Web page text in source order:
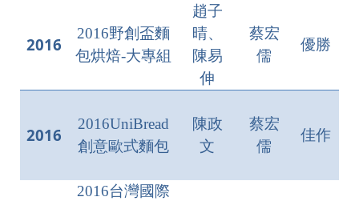
2016
2016野創盃麵
包烘焙-大專組
趙子
晴、
陳易
伸
蔡宏
儒
優勝
2016
2016UniBread
創意歐式麵包
陳政
文
蔡宏
儒
佳作
2016台灣國際